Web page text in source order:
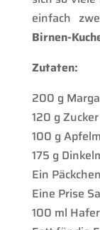
einfach
Birnen-
Zutaten:
200 g
120 g Zucker
100 g
175 g
Ein
Eine Prise
100 ml